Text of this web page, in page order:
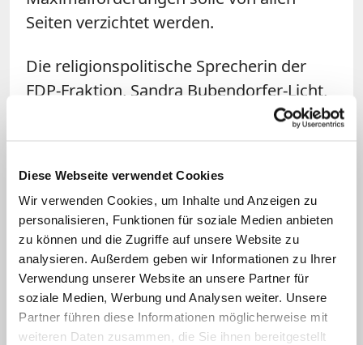
Diese Webseite verwendet Cookies
Wir verwenden Cookies, um Inhalte und Anzeigen zu
personalisieren, Funktionen für soziale Medien anbieten
zu können und die Zugriffe auf unsere Website zu
analysieren. Außerdem geben wir Informationen zu Ihrer
Verwendung unserer Website an unsere Partner für
soziale Medien, Werbung und Analysen weiter. Unsere
Partner führen diese Informationen möglicherweise mit
weiteren Daten zusammen, die Sie ihnen bereitgestellt
Seiten verzichtet werden.
Die religionspolitische Sprecherin der
FDP-Fraktion, Sandra Bubendorfer-Licht,
ruft ebenfalls zum sachlichen Umgang
keine moralische", so Bubendorfer-Licht.
Es gehe "um ein rein ökonomisch-
fiskalisches Interesse der Begleichung
einer Verbindlichkeit und die Erfüllung
eines Verfassungsauftrags". Sie dürfe
nicht mit der emotional aufgeladenen
Kritik an den Kirchen vor allem im